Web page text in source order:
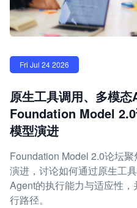
Fri Jul 24 2026
原生工具调用、多模态
Foundation Model
模型演进
Foundation Model 2.0论坛
演进，讨论如何通过原生工
Agent的执行能力与适应性
行路径。